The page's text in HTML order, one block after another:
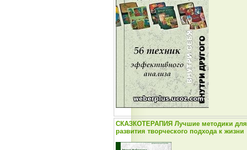
СКАЗКОТЕРАПИЯ Лучшие методики для
развития творческого подхода к жизни